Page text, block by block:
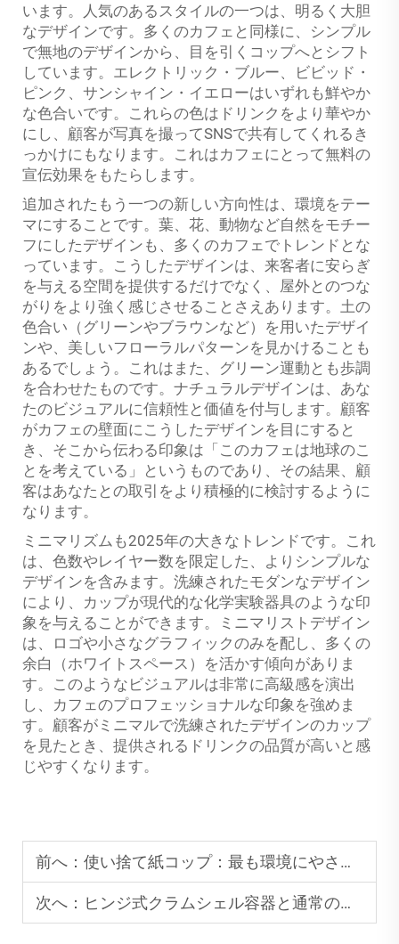
います。人気のあるスタイルの一つは、明るく大胆
なデザインです。多くのカフェと同様に、シンプル
で無地のデザインから、目を引くコップへとシフト
しています。エレクトリック・ブルー、ビビッド・
ピンク、サンシャイン・イエローはいずれも鮮やか
な色合いです。これらの色はドリンクをより華やか
にし、顧客が写真を撮ってSNSで共有してくれるき
っかけにもなります。これはカフェにとって無料の
宣伝効果をもたらします。
追加されたもう一つの新しい方向性は、環境をテー
マにすることです。葉、花、動物など自然をモチー
フにしたデザインも、多くのカフェでトレンドとな
っています。こうしたデザインは、来客者に安らぎ
を与える空間を提供するだけでなく、屋外とのつな
がりをより強く感じさせることさえあります。土の
色合い（グリーンやブラウンなど）を用いたデザイ
ンや、美しいフローラルパターンを見かけることも
あるでしょう。これはまた、グリーン運動とも歩調
を合わせたものです。ナチュラルデザインは、あな
たのビジュアルに信頼性と価値を付与します。顧客
がカフェの壁面にこうしたデザインを目にすると
き、そこから伝わる印象は「このカフェは地球のこ
とを考えている」というものであり、その結果、顧
客はあなたとの取引をより積極的に検討するように
なります。
ミニマリズムも2025年の大きなトレンドです。これ
は、色数やレイヤー数を限定した、よりシンプルな
デザインを含みます。洗練されたモダンなデザイン
により、カップが現代的な化学実験器具のような印
象を与えることができます。ミニマリストデザイン
は、ロゴや小さなグラフィックのみを配し、多くの
余白（ホワイトスペース）を活かす傾向がありま
す。このようなビジュアルは非常に高級感を演出
し、カフェのプロフェッショナルな印象を強めま
す。顧客がミニマルで洗練されたデザインのカップ
を見たとき、提供されるドリンクの品質が高いと感
じやすくなります。
前へ： 使い捨て紙コップ：最も環境にやさしい選択肢を選ぶ方法
次へ： ヒンジ式クラムシェル容器と通常のテイクアウトボックス：どちらがより便利か？